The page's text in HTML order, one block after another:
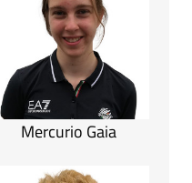
Mercurio Gaia